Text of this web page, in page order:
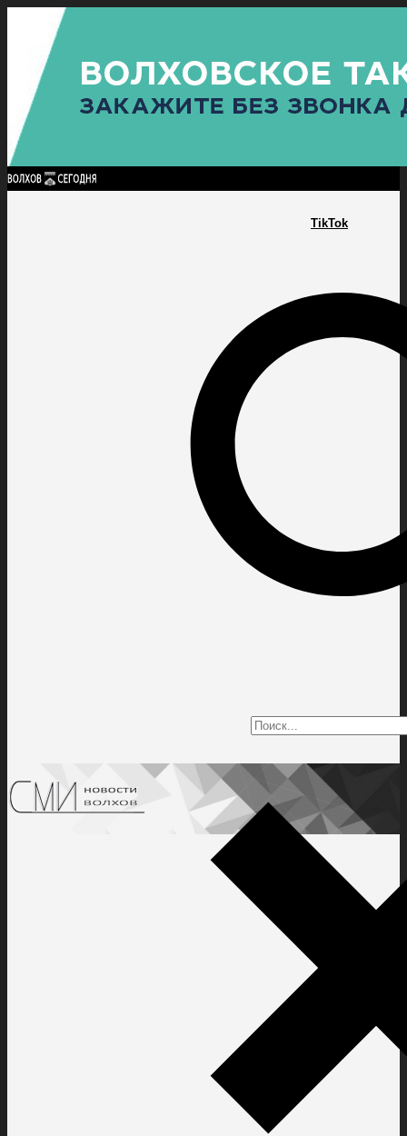
TikTok
Найти:
ГЛАВНАЯ ПОЛИТИКАПРОИСШЕСТВИЯ ПРОКУРАТУРАСПОРТ
ПОЛИТИКА
КУЛЬТУРА
ПОСЕЛЕНИЯ